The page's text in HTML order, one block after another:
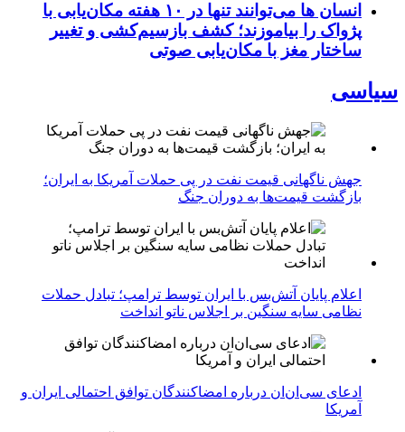
انسان‌ ها می‌توانند تنها در ۱۰ هفته مکان‌یابی با
پژواک را بیاموزند؛ کشف بازسیم‌کشی و تغییر
ساختار مغز با مکان‌یابی صوتی
سیاسی
جهش ناگهانی قیمت نفت در پی حملات آمریکا به ایران؛
بازگشت قیمت‌ها به دوران جنگ
اعلام پایان آتش‌بس با ایران توسط ترامپ؛ تبادل حملات
نظامی سایه سنگین بر اجلاس ناتو انداخت
ادعای سی‌ان‌ان درباره امضاکنندگان توافق احتمالی ایران و
آمریکا